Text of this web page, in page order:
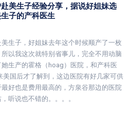
美生子经验分享，据说好姐妹选
子的产科医生
生子，好姐妹去年这个时候顺产了一枚
以我这次就特别省事儿，完全不用动脑
生产的霍格（hoag）医院，和产科医
美国后才了解到，这边医院有好几家可供
好也是费用最高的，方泉谷那边的医院
听说也不错的。。。。